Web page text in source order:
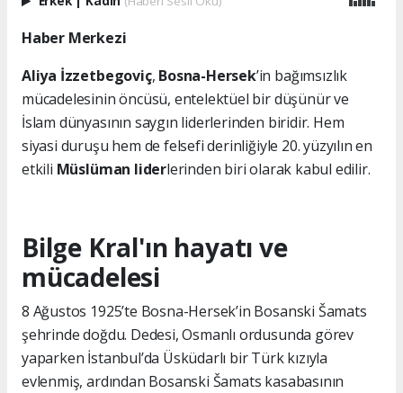
Haber Merkezi
Aliya İzzetbegoviç, Bosna-Hersek’in bağımsızlık
mücadelesinin öncüsü, entelektüel bir düşünür ve
İslam dünyasının saygın liderlerinden biridir. Hem
siyasi duruşu hem de felsefi derinliğiyle 20. yüzyılın en
etkili Müslüman liderlerinden biri olarak kabul edilir.
Bilge Kral'ın hayatı ve
mücadelesi
8 Ağustos 1925’te Bosna-Hersek’in Bosanski Šamats
şehrinde doğdu. Dedesi, Osmanlı ordusunda görev
yaparken İstanbul’da Üsküdarlı bir Türk kızıyla
evlenmiş, ardından Bosanski Šamats kasabasının